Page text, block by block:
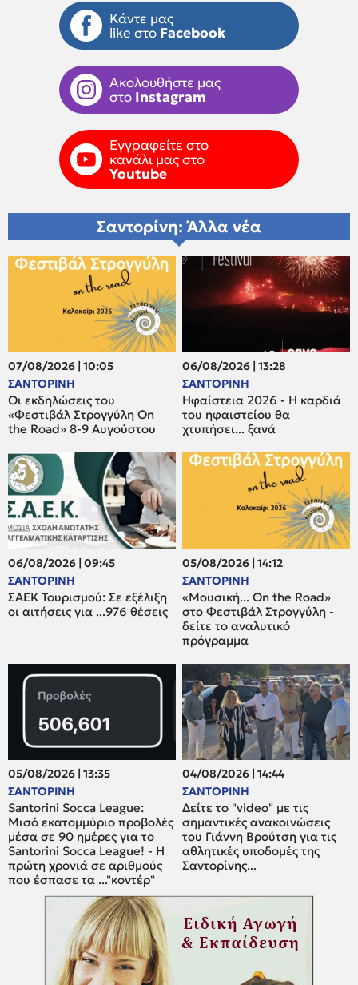
Κάντε μας
like στο Facebook
Ακολουθήστε μας
στο Instagram
Εγγραφείτε στο
κανάλι μας στο
Youtube
Σαντορίνη: Άλλα νέα
07/08/2026 | 10:05
ΣΑΝΤΟΡΙΝΗ
Οι εκδηλώσεις του
«Φεστιβάλ Στρογγύλη On
the Road» 8-9 Αυγούστου
06/08/2026 | 13:28
ΣΑΝΤΟΡΙΝΗ
Ηφαίστεια 2026 - Η καρδιά
του ηφαιστείου θα
χτυπήσει... ξανά
06/08/2026 | 09:45
ΣΑΝΤΟΡΙΝΗ
ΣΑΕΚ Τουρισμού: Σε εξέλιξη
οι αιτήσεις για ...976 θέσεις
05/08/2026 | 14:12
ΣΑΝΤΟΡΙΝΗ
«Μουσική... On the Road»
στο Φεστιβάλ Στρογγύλη -
δείτε το αναλυτικό
πρόγραμμα
05/08/2026 | 13:35
ΣΑΝΤΟΡΙΝΗ
Santorini Socca League:
Μισό εκατομμύριο προβολές
μέσα σε 90 ημέρες για το
Santorini Socca League! - Η
πρώτη χρονιά σε αριθμούς
που έσπασε τα ..."κοντέρ"
04/08/2026 | 14:44
ΣΑΝΤΟΡΙΝΗ
Δείτε το "video" με τις
σημαντικές ανακοινώσεις
του Γιάννη Βρούτση για τις
αθλητικές υποδομές της
Σαντορίνης...